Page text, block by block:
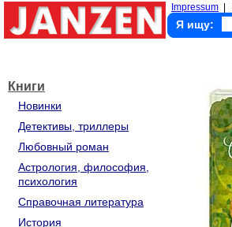
Impressum
Я ищу:
Книги
Новинки
Детективы, триллеры
Любовный роман
Астрология, философия,
психология
Справочная литература
История